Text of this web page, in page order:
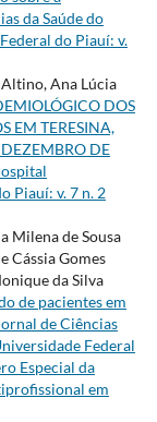
da Saúde do
do Piauí: v.
Ana Lúcia
DOS
EM TERESINA,
DE
Piauí: v. 7 n. 2
Milena de Sousa
Cássia Gomes
da Silva
de pacientes em
de Ciências
Federal
Especial da
em